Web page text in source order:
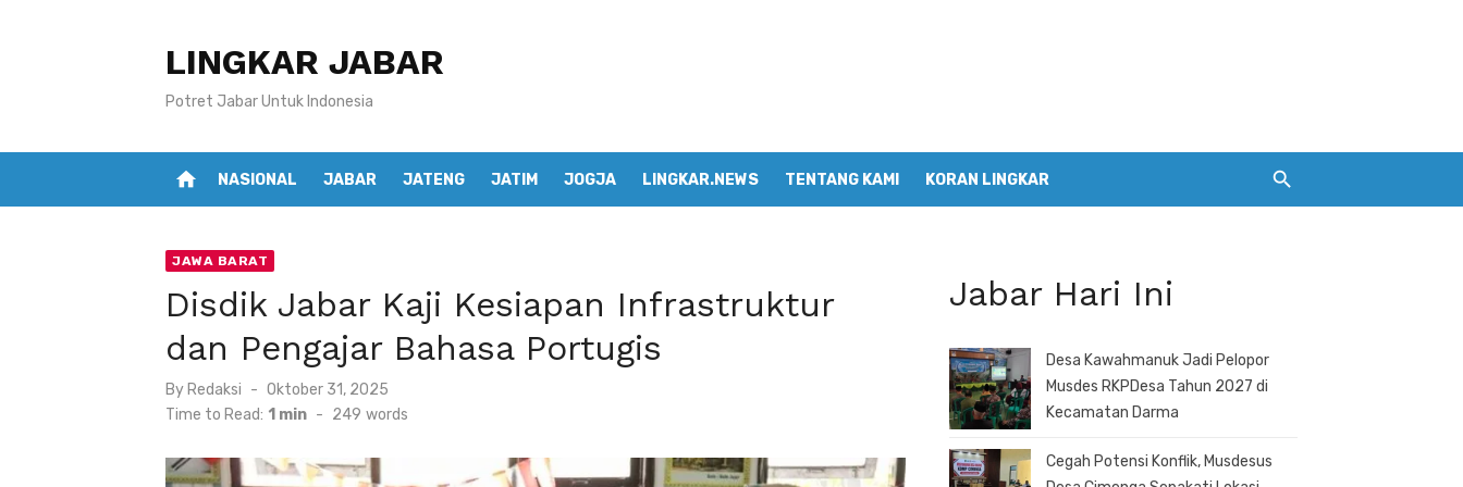
LINGKAR JABAR
Potret Jabar Untuk Indonesia
home NASIONAL JABAR JATENG JATIM JOGJA LINGKAR.NEWS TENTANG KAMI KORAN LINGKAR
JAWA BARAT
Disdik Jabar Kaji Kesiapan Infrastruktur
dan Pengajar Bahasa Portugis
By Redaksi
Posted
on
Oktober 31, 2025
Time to Read: 1 min - 249 words
Jabar Hari Ini
Desa Kawahmanuk Jadi Pelopor
Musdes RKPDesa Tahun 2027 di
Kecamatan Darma
Cegah Potensi Konflik, Musdesus